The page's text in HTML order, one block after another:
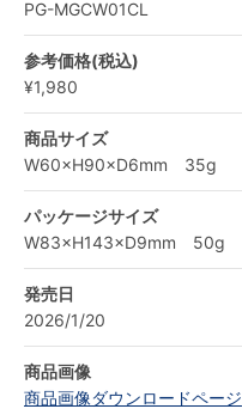
PG-MGCW01CL
参考価格(税込)
¥1,980
商品サイズ
W60×H90×D6mm 35g
パッケージサイズ
W83×H143×D9mm 50g
発売日
2026/1/20
商品画像
商品画像ダウンロードページ